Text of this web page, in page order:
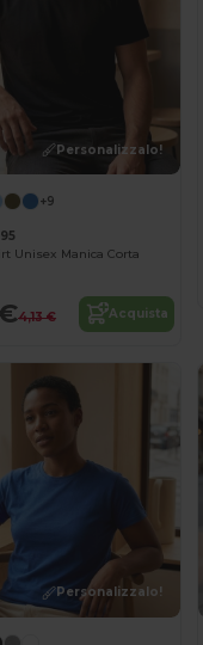
Personalizzalo!
+9
Unisex Manica Corta
4,13 € Acquista
Personalizzalo!